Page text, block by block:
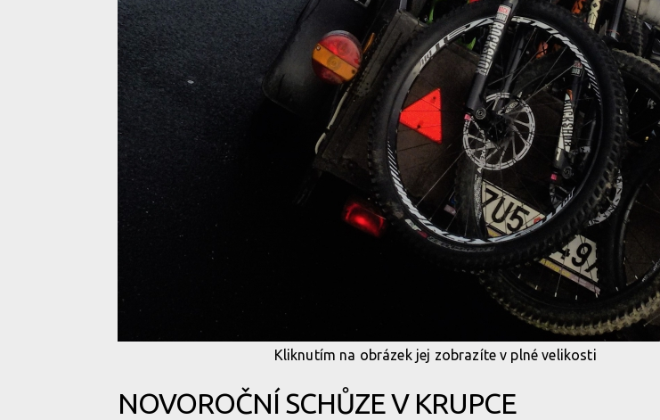
Kliknutím na obrázek jej zobrazíte v plné velikosti
NOVOROČNÍ SCHŮZE V KRUPCE